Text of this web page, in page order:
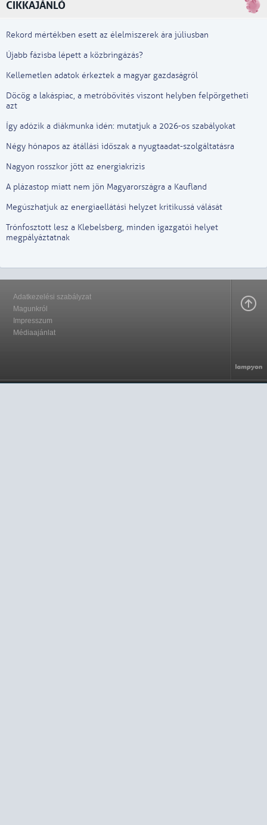
CIKKAJÁNLÓ
Rekord mértékben esett az élelmiszerek ára júliusban
Újabb fázisba lépett a közbringázás?
Kellemetlen adatok érkeztek a magyar gazdaságról
Döcög a lakáspiac, a metróbővítés viszont helyben felpörgetheti
azt
Így adózik a diákmunka idén: mutatjuk a 2026-os szabályokat
Négy hónapos az átállási időszak a nyugtaadat-szolgáltatásra
Nagyon rosszkor jött az energiakrízis
A plázastop miatt nem jön Magyarországra a Kaufland
Megúszhatjuk az energiaellátási helyzet kritikussá válását
Trónfosztott lesz a Klebelsberg, minden igazgatói helyet
megpályáztatnak
Adatkezelési szabályzat
Magunkról
Impresszum
Médiaajánlat